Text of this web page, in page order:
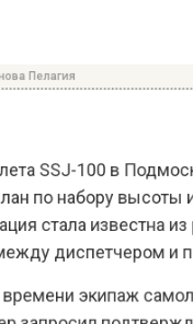
SSJ-100 в
по набору
стала известна
диспетчером
запросил